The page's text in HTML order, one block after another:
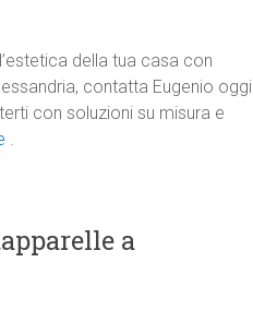
della tua casa con
contatta Eugenio oggi
con soluzioni su misura e
.
a